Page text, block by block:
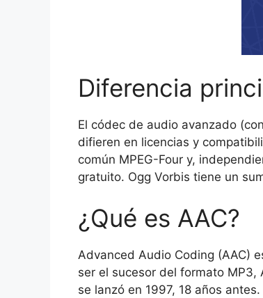
Diferencia
El códec de audio avanzado
difieren en licencias y
común MPEG-Four y,
gratuito. Ogg Vorbis tiene un
¿Qué es AAC?
Advanced Audio Coding (AAC)
ser el sucesor del formato
se lanzó en 1997, 18 años